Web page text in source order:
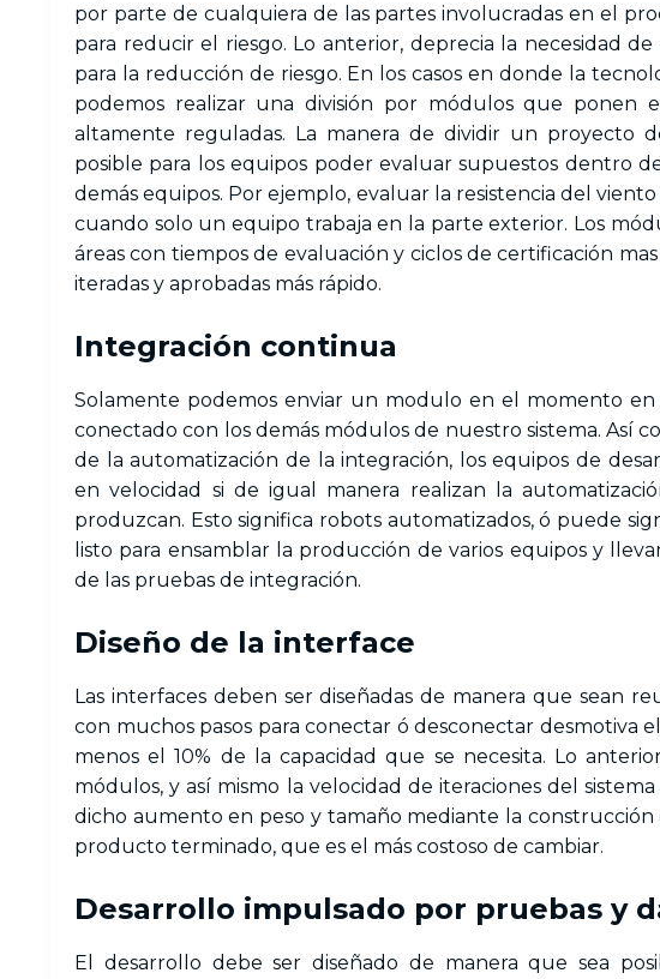
por parte de cualquiera de las partes involucradas en el
para reducir el riesgo. Lo anterior, deprecia la necesidad
para la reducción de riesgo. En los casos en donde la
podemos realizar una división por módulos que ponen
altamente reguladas. La manera de dividir un proyecto
posible para los equipos poder evaluar supuestos dentro
demás equipos. Por ejemplo, evaluar la resistencia del
cuando solo un equipo trabaja en la parte exterior. Los
áreas con tiempos de evaluación y ciclos de certificación
iteradas y aprobadas más rápido.
Integración continua
Solamente podemos enviar un modulo en el momento
conectado con los demás módulos de nuestro sistema. Así
de la automatización de la integración, los equipos de
en velocidad si de igual manera realizan la
produzcan. Esto significa robots automatizados, ó puede
listo para ensamblar la producción de varios equipos y
de las pruebas de integración.
Diseño de la interface
Las interfaces deben ser diseñadas de manera que sean
con muchos pasos para conectar ó desconectar desmotiva
menos el 10% de la capacidad que se necesita. Lo
módulos, y así mismo la velocidad de iteraciones del
dicho aumento en peso y tamaño mediante la
producto terminado, que es el más costoso de cambiar.
Desarrollo impulsado por pruebas y
El desarrollo debe ser diseñado de manera que sea